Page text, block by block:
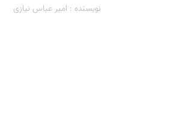
نویسنده : امیر عباس نیازی